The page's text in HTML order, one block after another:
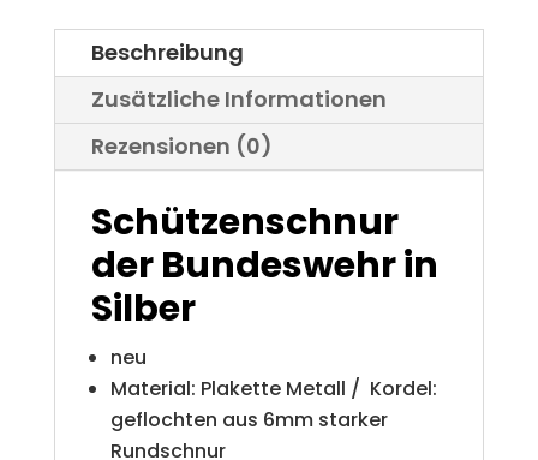
Beschreibung
Zusätzliche Informationen
Rezensionen (0)
Schützenschnur
der Bundeswehr in
Silber
neu
Material: Plakette Metall / Kordel:
geflochten aus 6mm starker
Rundschnur